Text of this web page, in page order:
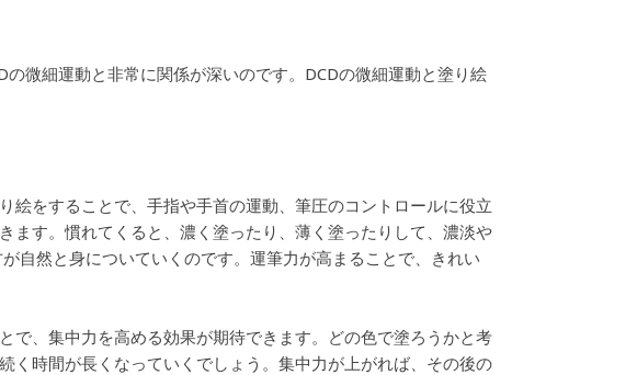
微細運動と非常に関係が深いのです。DCDの微細運動と塗り絵
絵をすることで、手指や手首の運動、筆圧のコントロールに役立
ます。慣れてくると、濃く塗ったり、薄く塗ったりして、濃淡や
自然と身についていくのです。運筆力が高まることで、きれい
で、集中力を高める効果が期待できます。どの色で塗ろうかと考
く時間が長くなっていくでしょう。集中力が上がれば、その後の